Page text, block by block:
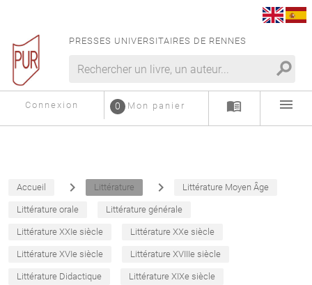
PRESSES UNIVERSITAIRES DE RENNES
search
Connexion Mon panier
0 menu_book menu
Accueil navigate_next Littérature navigate_next Littérature Moyen Âge
Littérature orale Littérature générale
Littérature XXIe siècle Littérature XXe siècle
Littérature XVIe siècle Littérature XVIIIe siècle
Littérature Didactique Littérature XIXe siècle